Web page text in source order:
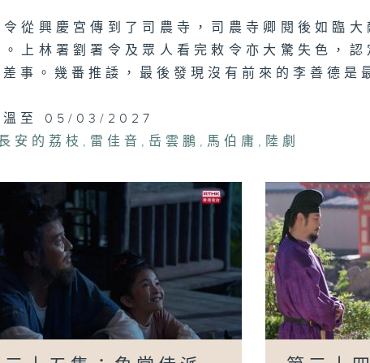
第二十七集：
侍辦好了批文
第二十六集：李
德求告無門
令從興慶宮傳到了司農寺，司農寺卿閱後如臨
。上林署劉署令及眾人看完敕令亦大驚失色，
事。幾番推諉，最後發現沒有前來的李善德是
溫至 05/03/2027
安的荔枝 , 雷佳音 ,岳雲鵬 , 馬伯庸 , 陸劇